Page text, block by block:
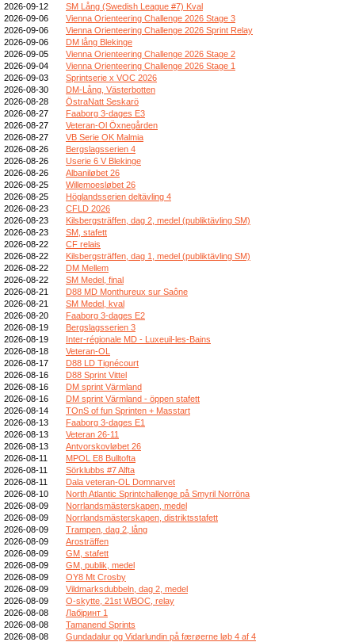
2026-09-12
SM Lång (Swedish League #7) Kval
2026-09-06
Vienna Orienteering Challenge 2026 Stage 3
2026-09-06
Vienna Orienteering Challenge 2026 Sprint Relay
2026-09-06
DM lång Blekinge
2026-09-05
Vienna Orienteering Challenge 2026 Stage 2
2026-09-04
Vienna Orienteering Challenge 2026 Stage 1
2026-09-03
Sprintserie x VOC 2026
2026-08-30
DM-Lång, Västerbotten
2026-08-28
ÖstraNatt Seskarö
2026-08-27
Faaborg 3-dages E3
2026-08-27
Veteran-Ol Öxnegården
2026-08-27
VB Serie OK Malmia
2026-08-26
Bergslagsserien 4
2026-08-26
Userie 6 V Blekinge
2026-08-26
Albaniløbet 26
2026-08-25
Willemoesløbet 26
2026-08-25
Höglandsserien deltävling 4
2026-08-23
CFLD 2026
2026-08-23
Kilsbergsträffen, dag 2, medel (publiktävling SM)
2026-08-23
SM, stafett
2026-08-22
CF relais
2026-08-22
Kilsbergsträffen, dag 1, medel (publiktävling SM)
2026-08-22
DM Mellem
2026-08-22
SM Medel, final
2026-08-21
D88 MD Monthureux sur Saône
2026-08-21
SM Medel, kval
2026-08-20
Faaborg 3-dages E2
2026-08-19
Bergslagsserien 3
2026-08-19
Inter-régionale MD - Luxeuil-les-Bains
2026-08-18
Veteran-OL
2026-08-17
D88 LD Tignécourt
2026-08-16
D88 Sprint Vittel
2026-08-16
DM sprint Värmland
2026-08-16
DM sprint Värmland - öppen stafett
2026-08-14
TOnS of fun Sprinten + Masstart
2026-08-13
Faaborg 3-dages E1
2026-08-13
Veteran 26-11
2026-08-13
Antvorskovløbet 26
2026-08-11
MPOL E8 Bulltofta
2026-08-11
Sörklubbs #7 Alfta
2026-08-11
Dala veteran-OL Domnarvet
2026-08-10
North Atlantic Sprintchallenge på Smyril Norröna
2026-08-09
Norrlandsmästerskapen, medel
2026-08-09
Norrlandsmästerskapen, distriktsstafett
2026-08-09
Trampen, dag 2, lång
2026-08-09
Arosträffen
2026-08-09
GM, stafett
2026-08-09
GM, publik, medel
2026-08-09
OY8 Mt Crosby
2026-08-09
Vildmarksdubbeln, dag 2, medel
2026-08-09
O-skytte, 21st WBOC, relay
2026-08-08
Лабіринт 1
2026-08-08
Tamanend Sprints
2026-08-08
Gundadalur og Vidarlundin på færøerne løb 4 af 4